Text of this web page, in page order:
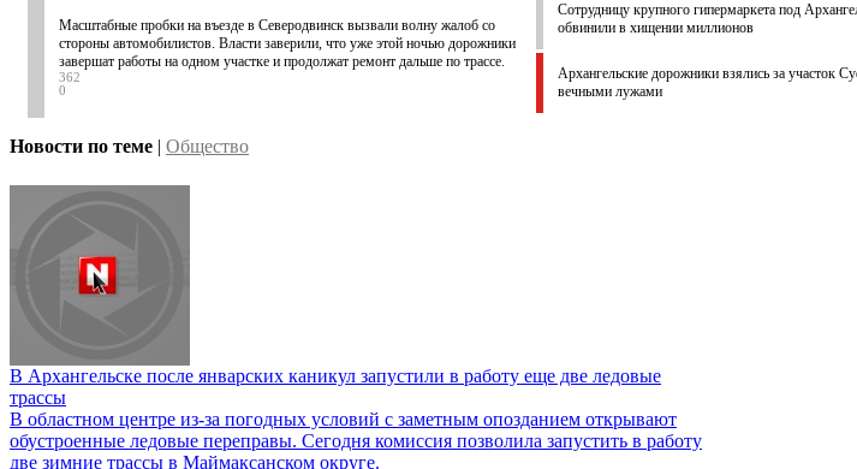
Масштабные пробки на въезде в Северодвинск вызвали волну жалоб со
стороны автомобилистов. Власти заверили, что уже этой ночью дорожники
завершат работы на одном участке и продолжат ремонт дальше по трассе.
362
0
Сотрудницу крупного гипермаркета под
обвинили в хищении миллионов
Архангельские дорожники взялись за участок
вечными лужами
Новости по теме | Общество
В Архангельске после январских каникул запустили в работу еще две ледовые
трассы
В областном центре из-за погодных условий с заметным опозданием открывают
обустроенные ледовые переправы. Сегодня комиссия позволила запустить в работу
две зимние трассы в Маймаксанском округе.